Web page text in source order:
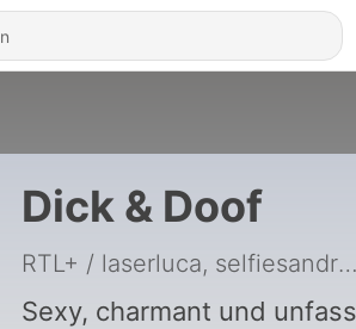
Dick & Doof
RTL+ / laserluca, selfiesandra
Sexy, charmant und